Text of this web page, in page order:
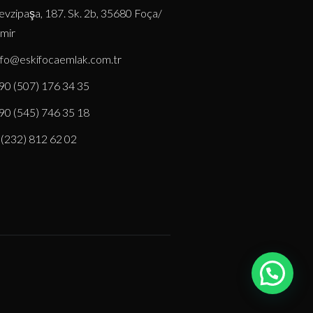
187. Sk. 2b, 35680 Foça/
(507) 176 34 35
(545) 746 35 18
812 62 02